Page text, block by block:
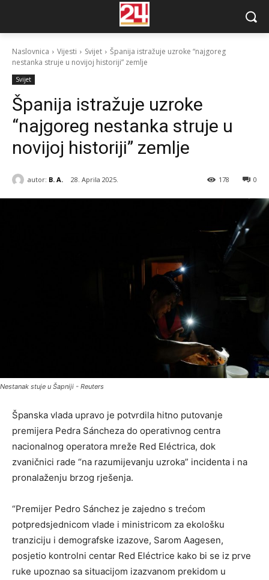
Naslovnica Vijesti Svijet
Španija istražuje uzroke “najgoreg
nestanka struje u novijoj historiji” zemlje
Svijet
Španija istražuje uzroke
“najgoreg nestanka struje u
novijoj historiji” zemlje
autor: B. A. 28. Aprila 2025. 0
178
Nestanak stuje u Šapniji - Reuters
Španska vlada upravo je potvrdila hitno putovanje
premijera Pedra Sáncheza do operativnog centra
nacionalnog operatora mreže Red Eléctrica, dok
zvaničnici rade “na razumijevanju uzroka” incidenta i na
pronalaženju brzog rješenja.
“Premijer Pedro Sánchez je zajedno s trećom
potpredsjednicom vlade i ministricom za ekološku
tranziciju i demografske izazove, Sarom Aagesen,
posjetio kontrolni centar Red Eléctrice kako bi se iz prve
ruke upoznao sa situacijom izazvanom prekidom u